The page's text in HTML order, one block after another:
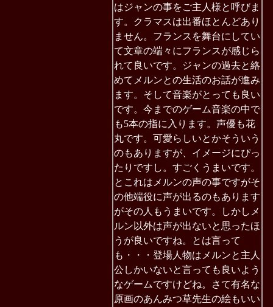
はジャンの事をご主人様と呼びま
す。クラマスは出番ほとんどあり
ません。フランスを舞台にしてい
て文章の端々にフランスが感じら
れて良いです。ジャンの過去と絡
めてメルンとの生活のお話が進み
ます。そして音楽がとっても良い
です。今までのゲーム音楽の中で
も5本の指に入ります。声優も花
丸です。可愛らしいとかそういう
のもありますが、イメージにぴっ
たりですし。すごくうまいです。
とこれはメルンの声の事ですがそ
の他端役に声が出るのもあります
がその人もうまいです。しかしメ
ルン以外は声が出ないと思ったほ
うが良いですね。とは言って
も・・・登場人物はメルンと主人
公しかいないと言っても良いよう
なゲームですけどね。さて有名な
原画のあんみつ草先生の絵もいい